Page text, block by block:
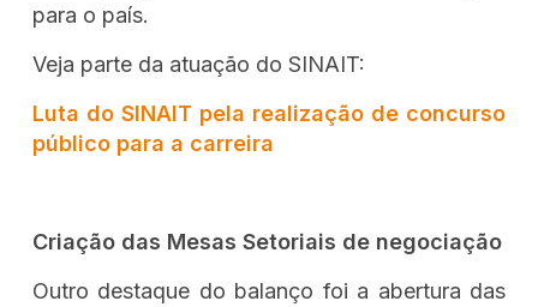
para o país.
Veja parte da atuação do SINAIT:
Luta do SINAIT pela realização de concurso
público para a carreira
Criação das Mesas Setoriais de negociação
Outro destaque do balanço foi a abertura das